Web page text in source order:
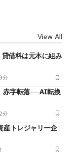
View All
借料は元本に組み
分
赤字転落──AI転換
分
産トレジャリー企